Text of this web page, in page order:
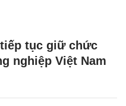
tiếp tục giữ chức
nghiệp Việt Nam